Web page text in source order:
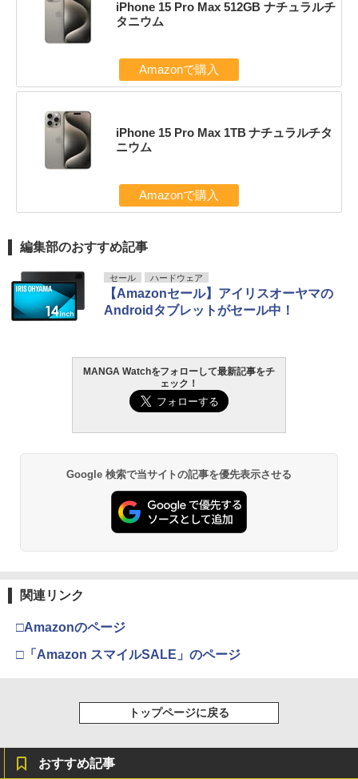
iPhone 15 Pro Max 512GB ナチュラルチ
タニウム
Amazonで購入
iPhone 15 Pro Max 1TB ナチュラルチタ
ニウム
Amazonで購入
編集部のおすすめ記事
セール ハードウェア
【Amazonセール】アイリスオーヤマの
Androidタブレットがセール中！
MANGA Watchをフォローして最新記事をチ
ェック！
Google 検索で当サイトの記事を優先表示させる
関連リンク
□Amazonのページ
□「Amazon スマイルSALE」のページ
トップページに戻る
おすすめ記事